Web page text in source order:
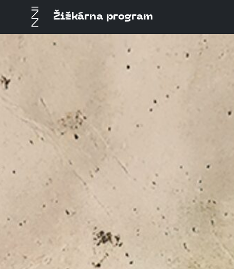
Žižkárna program